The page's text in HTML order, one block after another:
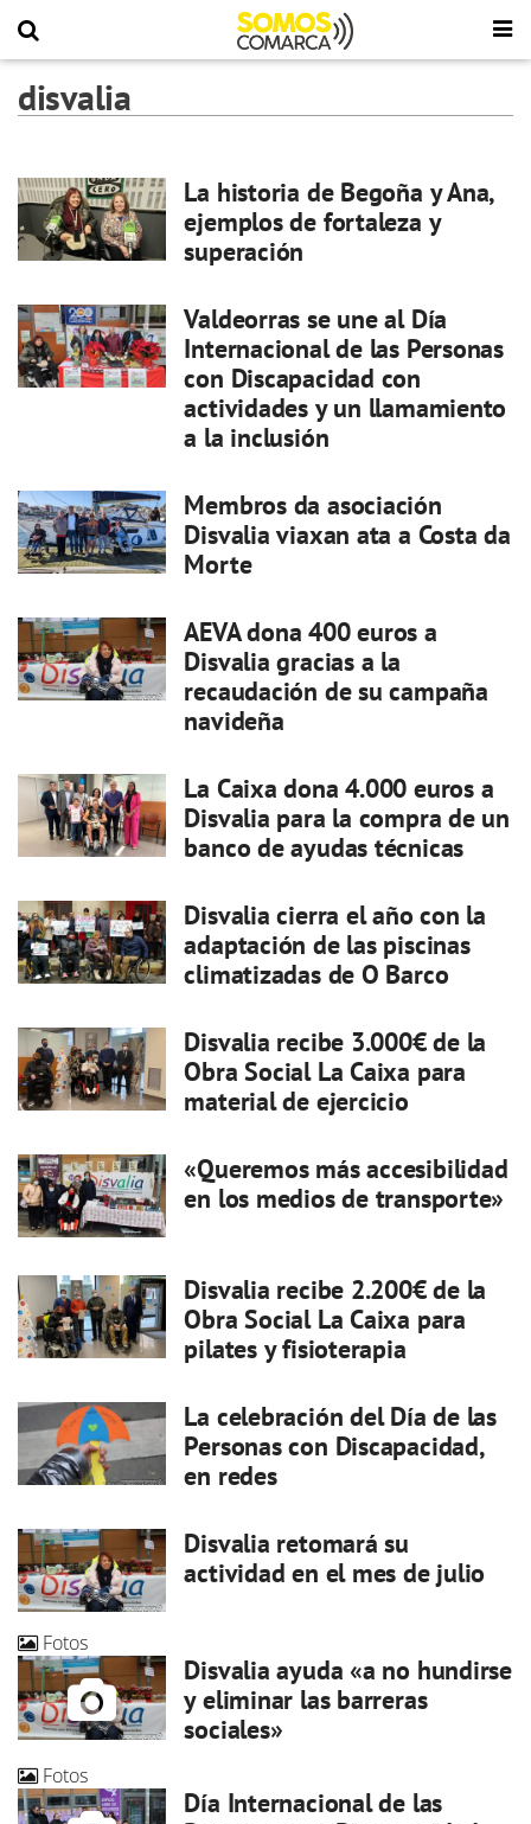
disvalia
La historia de Begoña y Ana,
ejemplos de fortaleza y
superación
Valdeorras se une al Día
Internacional de las Personas
con Discapacidad con
actividades y un llamamiento
a la inclusión
Membros da asociación
Disvalia viaxan ata a Costa da
Morte
AEVA dona 400 euros a
Disvalia gracias a la
recaudación de su campaña
navideña
La Caixa dona 4.000 euros a
Disvalia para la compra de un
banco de ayudas técnicas
Disvalia cierra el año con la
adaptación de las piscinas
climatizadas de O Barco
Disvalia recibe 3.000€ de la
Obra Social La Caixa para
material de ejercicio
«Queremos más accesibilidad
en los medios de transporte»
Disvalia recibe 2.200€ de la
Obra Social La Caixa para
pilates y fisioterapia
La celebración del Día de las
Personas con Discapacidad,
en redes
Disvalia retomará su
actividad en el mes de julio
Fotos
Disvalia ayuda «a no hundirse
y eliminar las barreras
sociales»
Fotos
Día Internacional de las